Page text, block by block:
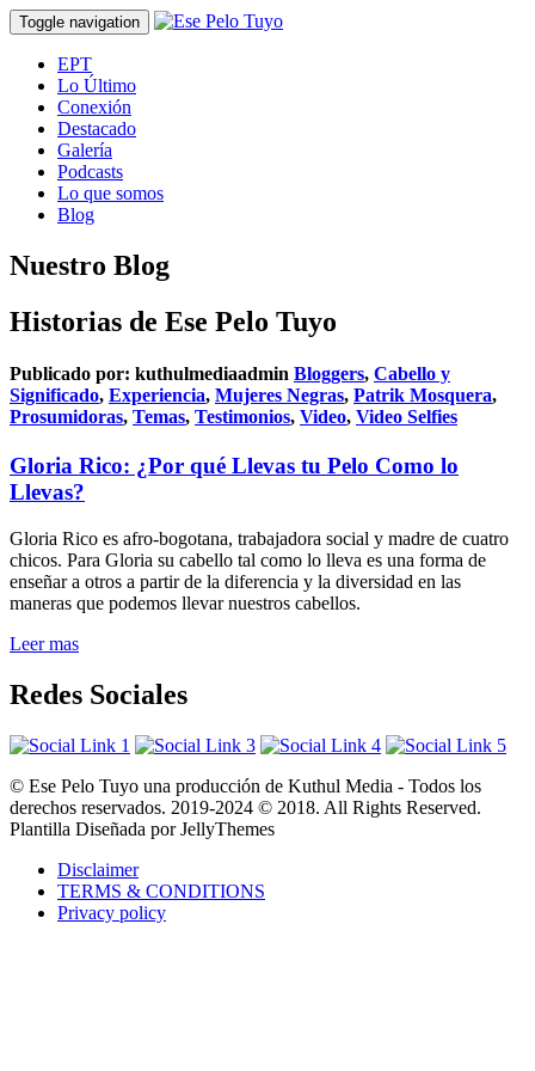
Toggle navigation
EPT
Lo Último
Conexión
Destacado
Galería
Podcasts
Lo que somos
Blog
Nuestro Blog
Historias de Ese Pelo Tuyo
Publicado por: kuthulmediaadmin Bloggers, Cabello y
Significado, Experiencia, Mujeres Negras, Patrik Mosquera,
Prosumidoras, Temas, Testimonios, Video, Video Selfies
Gloria Rico: ¿Por qué Llevas tu Pelo Como lo
Llevas?
Gloria Rico es afro-bogotana, trabajadora social y madre de cuatro
chicos. Para Gloria su cabello tal como lo lleva es una forma de
enseñar a otros a partir de la diferencia y la diversidad en las
maneras que podemos llevar nuestros cabellos.
Leer mas
Redes Sociales
© Ese Pelo Tuyo una producción de Kuthul Media - Todos los
derechos reservados. 2019-2024 © 2018. All Rights Reserved.
Plantilla Diseñada por JellyThemes
Disclaimer
TERMS & CONDITIONS
Privacy policy